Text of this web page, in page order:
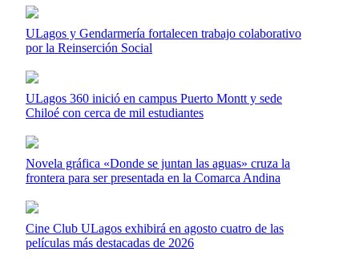
ULagos y Gendarmería fortalecen trabajo colaborativo
por la Reinserción Social
ULagos 360 inició en campus Puerto Montt y sede
Chiloé con cerca de mil estudiantes
Novela gráfica «Donde se juntan las aguas» cruza la
frontera para ser presentada en la Comarca Andina
Cine Club ULagos exhibirá en agosto cuatro de las
películas más destacadas de 2026